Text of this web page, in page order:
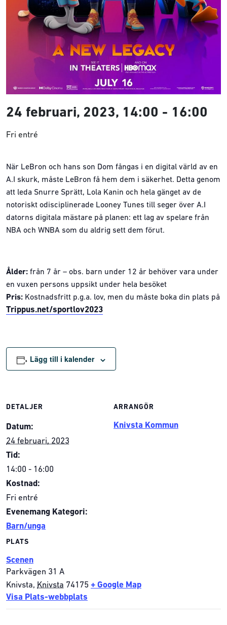
24 februari, 2023, 14:00 - 16:00
Fri entré
När LeBron och hans son Dom fångas i en digital värld av en
A.I skurk, måste LeBron få hem dem i säkerhet. Detta genom
att leda Snurre Sprätt, Lola Kanin och hela gänget av de
notoriskt odisciplinerade Looney Tunes till seger över A.I
datorns digitala mästare på planen: ett lag av spelare från
NBA och WNBA som du aldrig sett dem förut.
Ålder: från 7 år – obs. barn under 12 år behöver vara under
en vuxen persons uppsikt under hela besöket
Pris: Kostnadsfritt p.g.a. lov, men du måste boka din plats på
Trippus.net/sportlov2023
Lägg till i kalender
DETALJER
Datum:
24 februari, 2023
Tid:
14:00 - 16:00
Kostnad:
Fri entré
Evenemang Kategori:
Barn/unga
PLATS
Scenen
Parkvägen 31 A
Knivsta, Knivsta 74175 + Google Map
Visa Plats-webbplats
ARRANGÖR
Knivsta Kommun